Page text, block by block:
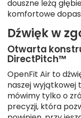
douszne leżą
komfortowe
Dźwięk w
Otwarta
DirectPitch™
OpenFit Air to
naszej
mówimy tylko o
precyzji, która